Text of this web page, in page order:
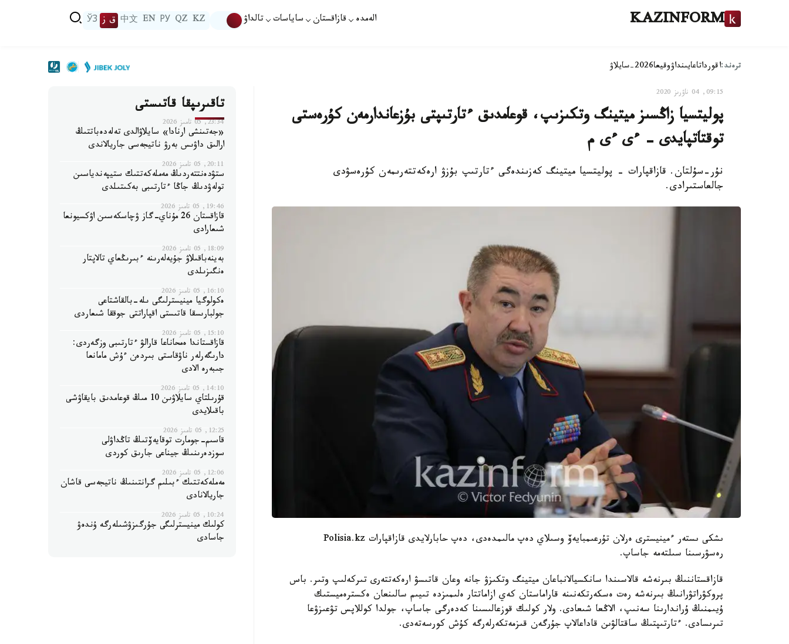
KAZINFORM الەمدە قازاقستان ساياسات تالداۋ KZ
QZ
РУ
EN
中文 ق ز ЎЗ
ترەند:اقورداتاعايىنداۋوقيعا2026-سايلاۋ
09:15, 04 ناۋرىز 2020
پوليتسيا زاڭسىز ميتينگ وتكىزىپ، قوعامدىق ءتارتىپتى بۇزعاندارمەن كۇرەستى
توقتاتپايدى – ءى ءى م
نۇر-سۇلتان. قازاقپارات - پوليتسيا ميتينگ كەزىندەگى ءتارتىپ بۇزۋ ارەكەتتەرىمەن كۇرەسۋدى
جالعاستىرادى.
ىشكى ىستەر ءمينيسترى ەرلان تۇرعىمبايەۆ وسىلاي دەپ مالىمدەدى، دەپ حابارلايدى قازاقپارات Polisia.kz
رەسۋرسىنا سىلتەمە جاساپ.
قازاقستاننىڭ بىرنەشە قالاسىندا سانكسيالانباعان ميتينگ وتكىزۋ جانە وعان قاتىسۋ ارەكەتتەرى تىركەلىپ وتىر. باس
پروكۋراتۋرانىڭ بىرنەشە رەت ەسكەرتكەنىنە قاراماستان كەي ازاماتتار ەلىمىزدە تىيىم سالىنعان ەكسترەميستىك
ۇيىمنىڭ ۇراندارىنا سەنىپ، الاڭعا شىعادى. ولار كولىك قوزعالىسىنا كەدەرگى جاساپ، جولدا كوللاپس تۋعىزۋعا
تىرىسادى. ءتارتىپتىڭ ساقتالۋىن قاداعالاپ جۇرگەن قىزمەتكەرلەرگە كۇش كورسەتەدى.
تاقىرىپقا قاتىستى
23:34, 05 تامىز 2026
«جەتىنشى ارنادا» سايلاۋالدى تەلەدەباتتىڭ
ارالىق داۋىس بەرۋ ناتيجەسى جاريالاندى
20:11, 05 تامىز 2026
ستۋدەنتتەردىڭ مەملەكەتتىك ستيپەندياسىن
تولەۋدىڭ جاڭا ءتارتىبى بەكىتىلدى
19:46, 05 تامىز 2026
قازاقستان 26 مۇناي-گاز ۋچاسكەسىن اۋكسيونعا
شىعارادى
18:09, 05 تامىز 2026
بەينەباقىلاۋ جۇيەلەرىنە ءبىرىڭعاي تالاپتار
ەنگىزىلدى
16:10, 05 تامىز 2026
ەكولوگيا مينيسترلىگى ىلە-بالقاشتاعى
جولبارىسقا قاتىستى اقپاراتتى جوققا شىعاردى
15:10, 05 تامىز 2026
قازاقستاندا ەمحاناعا قارالۋ ءتارتىبى وزگەردى:
دارىگەرلەر ناۋقاستى بىردەن ءۇش مامانعا
جىبەرە الادى
14:10, 05 تامىز 2026
قۇرىلتاي سايلاۋىن 10 مىڭ قوعامدىق بايقاۋشى
باقىلايدى
12:25, 05 تامىز 2026
قاسىم-جومارت توقايەۆتىڭ تاڭداۋلى
سوزدەرىنىڭ جيناعى جارىق كوردى
12:06, 05 تامىز 2026
مەملەكەتتىك ءبىلىم گرانتىنىڭ ناتيجەسى قاشان
جاريالانادى
10:24, 05 تامىز 2026
كولىك مينيسترلىگى جۇرگىزۋشىلەرگە ۇندەۋ
جاسادى